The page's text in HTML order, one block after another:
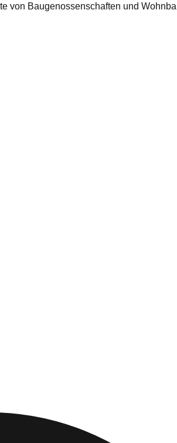
von Baugenossenschaften und